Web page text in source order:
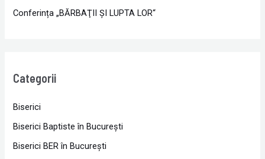
Conferința „BĂRBAŢII ŞI LUPTA LOR“
Categorii
Biserici
Biserici Baptiste în Bucureşti
Biserici BER în Bucureşti